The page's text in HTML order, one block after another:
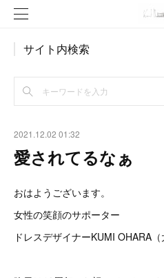
サイト内検索
2021.12.02 01:32
愛されてるなぁ
おはようございます。
女性の笑顔のサポーター
ドレスデザイナーKUMI OHARA（